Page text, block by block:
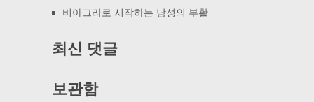
비아그라로 시작하는 남성의 부활
최신 댓글
보관함